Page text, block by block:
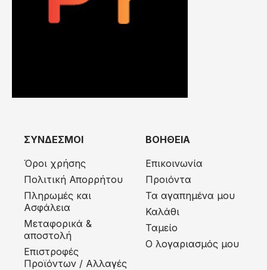
ΣΥΝΔΕΣΜΟΙ
Όροι χρήσης
Πολιτική Απορρήτου
Πληρωμές και
Ασφάλεια
Μεταφορικά &
αποστολή
Eπιστροφές
Προϊόντων / Αλλαγές
ΒΟΗΘΕΙΑ
Επικοινωνία
Προιόντα
Τα αγαπημένα μου
Καλάθι
Ταμείο
Ο λογαριασμός μου